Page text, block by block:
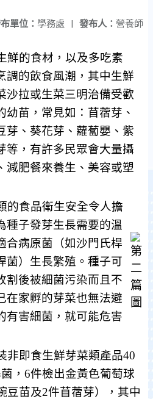
發布人： 營養師
單位： 學務處 |
的食材，以及多吃素
調的飲食風潮，其中生鮮
沙拉或生菜三明治備受歡
苗，常見如：苜蓿芽、
芽、葵花芽、蘿蔔嬰、紫
等，有許多民眾會大量攝
減肥餐來養生、美容或塑
的食品衛生安全令人擔
種子發芽生長需要的溫
合病原菌（如沙門氏桿
菌）生長繁殖。種子可
割後被細菌污染而且不
在家孵的芽菜也無法避
有害細菌，就可能危害
即食生鮮芽菜類產品40
， 6件檢出金黃色葡萄球
豆苗及2件苜蓿芽），其中